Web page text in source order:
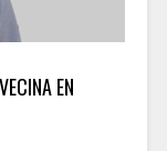
EN